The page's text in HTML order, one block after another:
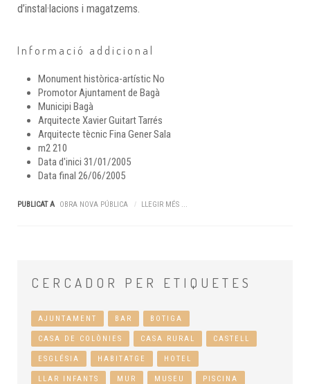
d’instal·lacions i magatzems.
Informació addicional
Monument històrica-artísticNo
PromotorAjuntament de Bagà
Municipi Bagà
Arquitecte Xavier Guitart Tarrés
Arquitecte tècnicFina Gener Sala
m2210
Data d'inici 31/01/2005
Data final 26/06/2005
PUBLICAT A OBRA NOVA PÚBLICA LLEGIR MÉS ...
CERCADOR PER ETIQUETES
AJUNTAMENT BAR BOTIGA
CASA DE COLÒNIES CASA RURAL CASTELL
ESGLÉSIA HABITATGE HOTEL
LLAR INFANTS MUR MUSEU PISCINA